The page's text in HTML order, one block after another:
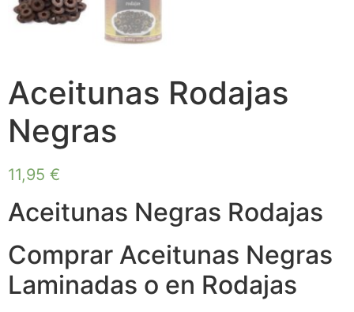
Aceitunas Rodajas
Negras
11,95 €
Aceitunas Negras Rodajas
Comprar Aceitunas Negras
Laminadas o en Rodajas